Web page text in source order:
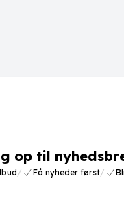
op til
/ Få nyheder først/